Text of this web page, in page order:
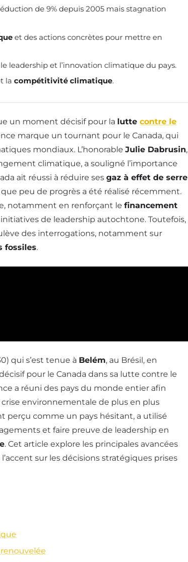
de 9% depuis 2005 mais stagnation
et des actions concrètes pour mettre en
leadership et l’innovation climatique du pays.
la compétitivité climatique.
un moment décisif pour la lutte contre le
marque un tournant pour le Canada, qui
mondiaux. L’honorable Julie Dabrusin,
climatique, a souligné l’importance
ait réussi à réduire ses gaz à effet de serre
peu de progrès a été réalisé récemment.
notamment en renforçant le financement
de leadership autochtone. Toutefois,
des interrogations, notamment sur
fossiles.
qui s’est tenue à Belém, au Brésil, en
pour le Canada dans sa lutte contre le
a réuni des pays du monde entier afin
crise environnementale de plus en plus
perçu comme un pays hésitant, a utilisé
et faire preuve de leadership en
. Cet article explore les principales avancées
sur les décisions stratégiques prises
renouvelée